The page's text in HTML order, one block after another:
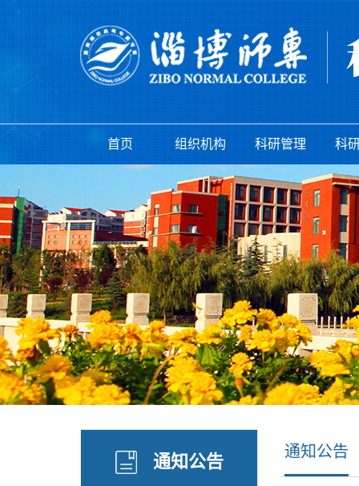
首页 组织机构 科研管理 科
通知公告 通知公告